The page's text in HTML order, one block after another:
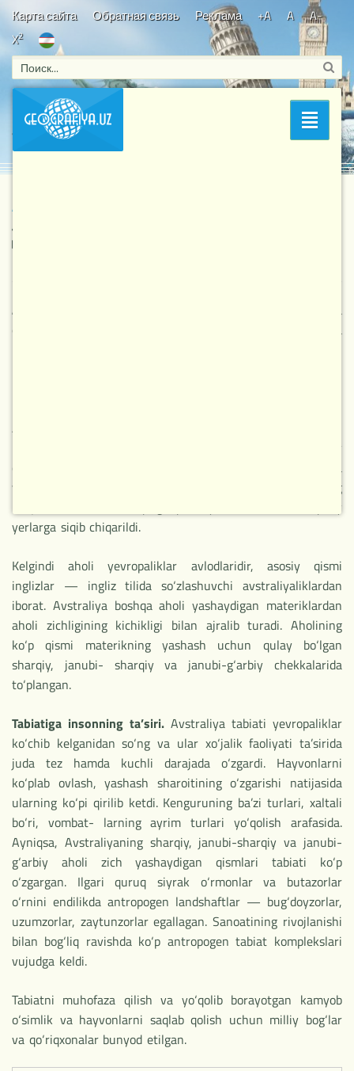
Карта сайта Обратная связь Реклама +A A
A-
X2
Bosh sahifa/Dunyo tabiiy geografiyasi
/ Avstraliya materigi aholisi
va uning tabiatga ta’siri
Avstraliya materigi aholisi va uning tabiatga ta’siri
Aholisi va uning hududiy tarqalishi.
Yevropaliklar kelgunga
qadar avstraliyaliklar juda past taraqqiyot darajasida
Aborigenlar, asosan, Avstraliyaning tabiiy sharoiti inson
hayoti uchun qulay bo‘lgan sharqiy va janubi-sharqiy
qismlarida o‘rnashgan edilar. Keyinchalik materikka
yevropaliklar kelishganidan so‘ng va qo‘ychilikning
rivojlanishi bilan ular qurg‘oqchil, yashash uchun noqulay
yerlarga siqib chiqarildi.
Kelgindi aholi yevropaliklar avlodlaridir, asosiy qismi
inglizlar — ingliz tilida so‘zlashuvchi avstraliyaliklardan
iborat. Avstraliya boshqa aholi yashaydigan materiklardan
aholi zichligining kichikligi bilan ajralib turadi. Aholining
ko‘p qismi materikning yashash uchun qulay bo‘lgan
sharqiy, janubi- sharqiy va janubi-g‘arbiy chekkalarida
to‘plangan.
Tabiatiga insonning ta’siri. Avstraliya tabiati yevropaliklar
ko‘chib kelganidan so‘ng va ular xo‘jalik faoliyati ta’sirida
juda tez hamda kuchli darajada o‘zgardi. Hayvonlarni
ko‘plab ovlash, yashash sharoitining o‘zgarishi natijasida
ularning ko‘pi qirilib ketdi. Kenguruning ba’zi turlari, xaltali
bo‘ri, vombat- larning ayrim turlari yo‘qolish arafasida.
Ayniqsa, Avstraliyaning sharqiy, janubi-sharqiy va janubi-
g‘arbiy aholi zich yashaydigan qismlari tabiati ko‘p
o‘zgargan. Ilgari quruq siyrak o‘rmonlar va butazorlar
o‘rnini endilikda antropogen landshaftlar — bug‘doyzorlar,
uzumzorlar, zaytunzorlar egallagan. Sanoatining rivojlanishi
bilan bog‘liq ravishda ko‘p antropogen tabiat komplekslari
vujudga keldi.
Tabiatni muhofaza qilish va yo‘qolib borayotgan kamyob
o‘simlik va hayvonlarni saqlab qolish uchun milliy bog‘lar
va qo‘riqxonalar bunyod etilgan.